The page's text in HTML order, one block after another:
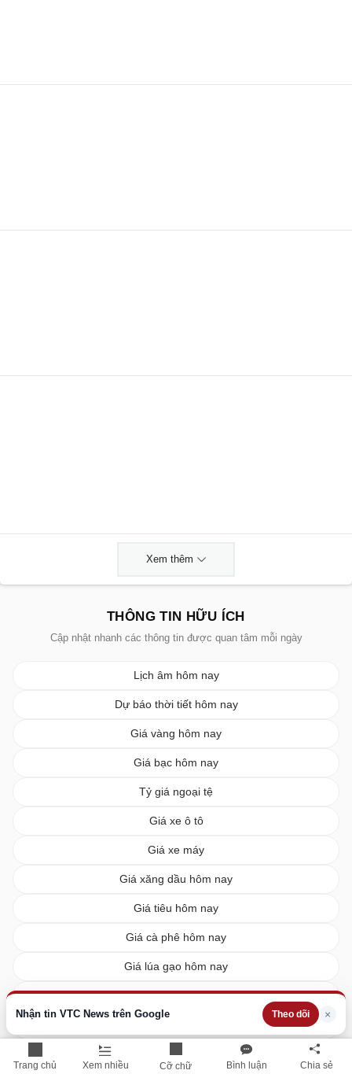
Trang chủ Xem nhiều Cỡ chữ Bình luận Chia sẻ
Nhận tin VTC News trên Google Theo dõi ×
Xem thêm
THÔNG TIN HỮU ÍCH
Cập nhật nhanh các thông tin được quan tâm mỗi ngày
Lịch âm hôm nay
Dự báo thời tiết hôm nay
Giá vàng hôm nay
Giá bạc hôm nay
Tỷ giá ngoại tệ
Giá xe ô tô
Giá xe máy
Giá xăng dầu hôm nay
Giá tiêu hôm nay
Giá cà phê hôm nay
Giá lúa gạo hôm nay
XSMN hôm nay
XSMT hôm nay